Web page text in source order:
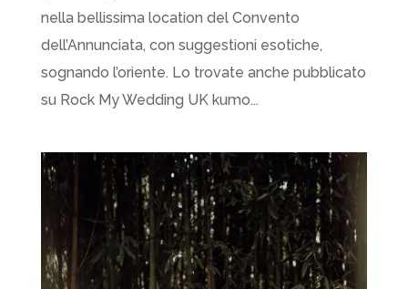
nella bellissima location del Convento
dell’Annunciata, con suggestioni esotiche,
sognando l’oriente. Lo trovate anche pubblicato
su Rock My Wedding UK kumo...